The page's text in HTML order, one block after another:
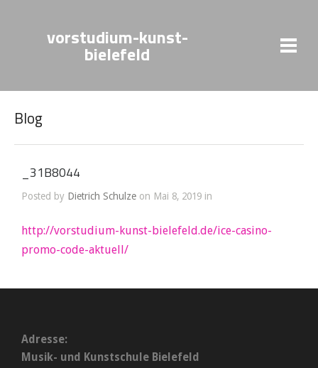
vorstudium-kunst-
bielefeld
Blog
_31B8044
Posted by Dietrich Schulze on Mai 8, 2019 in
http://vorstudium-kunst-bielefeld.de/ice-casino-
promo-code-aktuell/
Adresse:
Musik- und Kunstschule Bielefeld